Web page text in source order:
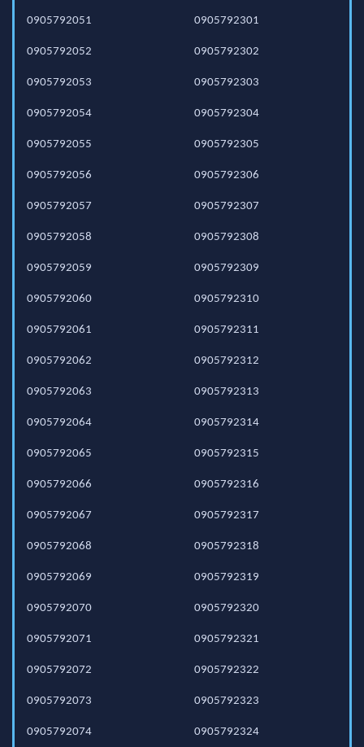
0905792051
0905792052
0905792053
0905792054
0905792055
0905792056
0905792057
0905792058
0905792059
0905792060
0905792061
0905792062
0905792063
0905792064
0905792065
0905792066
0905792067
0905792068
0905792069
0905792070
0905792071
0905792072
0905792073
0905792074
0905792301
0905792302
0905792303
0905792304
0905792305
0905792306
0905792307
0905792308
0905792309
0905792310
0905792311
0905792312
0905792313
0905792314
0905792315
0905792316
0905792317
0905792318
0905792319
0905792320
0905792321
0905792322
0905792323
0905792324